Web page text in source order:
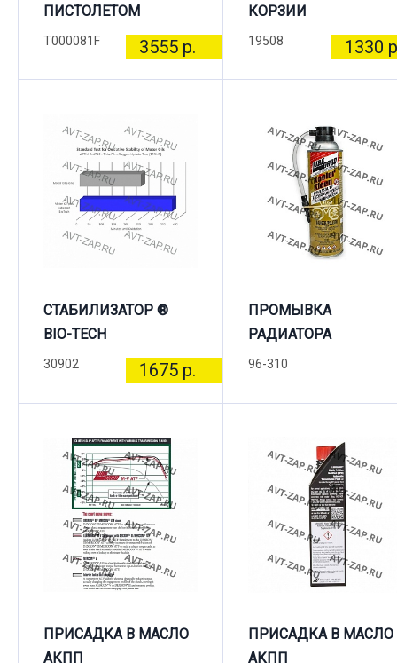
ПИСТОЛЕТОМ
T000081F 3555 р.
КОРЗИИ
19508 1330
СТАБИЛИЗАТОР ®
BIO-TECH
30902 1675 р.
ПРОМЫВКА
РАДИАТОРА
96-310
ПРИСАДКА В МАСЛО
АКПП
ПРИСАДКА В МАСЛО
АКПП